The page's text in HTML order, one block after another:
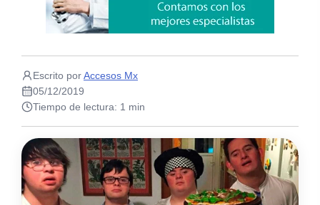
Escrito porAccesos Mx
05/12/2019
Tiempo de lectura: 1 min